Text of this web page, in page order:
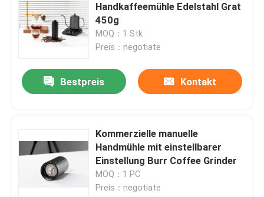
VR Show
Handkaffeemühle Edelstahl Grat
450g
MOQ：1 Stk
Preis：negotiate
Bestpreis Kontakt
Kommerzielle manuelle
Handmühle mit einstellbarer
Einstellung Burr Coffee Grinder
MOQ：1 PC
Preis：negotiate